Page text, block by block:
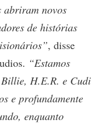
abriram novos
de histórias
, disse
“Estamos
Billie, H.E.R. e Cudi
e profundamente
enquanto